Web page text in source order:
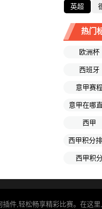
英超
热门
欧洲杯
西班牙
意甲赛
意甲在哪
西甲
西甲积分排
西甲积
件,轻松畅享精彩比赛。在这